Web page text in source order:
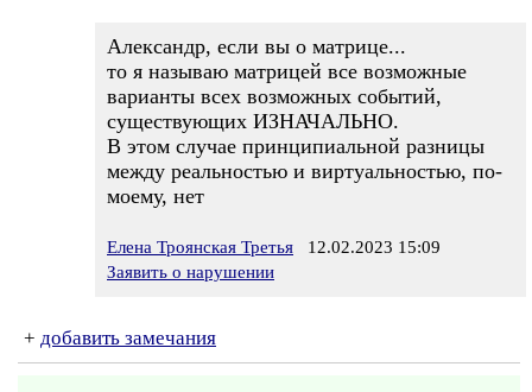
Александр, если вы о матрице...
то я называю матрицей все возможные
варианты всех возможных событий,
существующих ИЗНАЧАЛЬНО.
В этом случае принципиальной разницы
между реальностью и виртуальностью, по-
моему, нет
Елена Троянская Третья 12.02.2023 15:09
Заявить о нарушении
+ добавить замечания